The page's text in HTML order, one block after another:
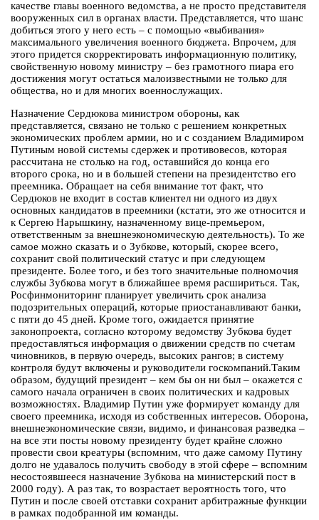
качестве главы военного ведомства, а не просто представителя
вооруженных сил в органах власти. Представляется, что шанс
добиться этого у него есть – с помощью «выбивания»
максимального увеличения военного бюджета. Впрочем, для
этого придется скорректировать информационную политику,
свойственную новому министру – без грамотного пиара его
достижения могут остаться малоизвестными не только для
общества, но и для многих военнослужащих.
Назначение Сердюкова министром обороны, как
представляется, связано не только с решением конкретных
экономических проблем армии, но и с созданием Владимиром
Путиным новой системы сдержек и противовесов, которая
рассчитана не столько на год, оставшийся до конца его
второго срока, но и в большей степени на президентство его
преемника. Обращает на себя внимание тот факт, что
Сердюков не входит в состав клиентел ни одного из двух
основных кандидатов в преемники (кстати, это же относится и
к Сергею Нарышкину, назначенному вице-премьером,
ответственным за внешнеэкономическую деятельность). То же
самое можно сказать и о Зубкове, который, скорее всего,
сохранит свой политический статус и при следующем
президенте. Более того, и без того значительные полномочия
службы Зубкова могут в ближайшее время расшириться. Так,
Росфинмониторинг планирует увеличить срок анализа
подозрительных операций, которые приостанавливают банки,
с пяти до 45 дней. Кроме того, ожидается принятие
законопроекта, согласно которому ведомству Зубкова будет
предоставляться информация о движении средств по счетам
чиновников, в первую очередь, высоких рангов; в систему
контроля будут включены и руководители госкомпаний.Таким
образом, будущий президент – кем бы он ни был – окажется с
самого начала ограничен в своих политических и кадровых
возможностях. Владимир Путин уже формирует команду для
своего преемника, исходя из собственных интересов. Оборона,
внешнеэкономические связи, видимо, и финансовая разведка –
на все эти посты новому президенту будет крайне сложно
провести свои креатуры (вспомним, что даже самому Путину
долго не удавалось получить свободу в этой сфере – вспомним
несостоявшееся назначение Зубкова на министерский пост в
2000 году). А раз так, то возрастает вероятность того, что
Путин и после своей отставки сохранит арбитражные функции
в рамках подобранной им команды.